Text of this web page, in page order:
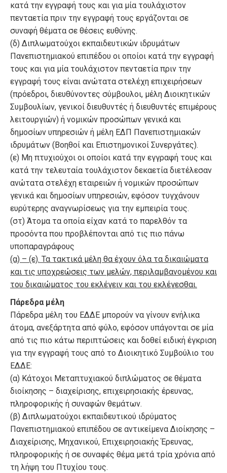
κατά την εγγραφή τους και για μία τουλάχιστον
πενταετία πριν την εγγραφή τους εργάζονται σε
συναφή θέματα σε θέσεις ευθύνης.
(δ) Διπλωματούχοι εκπαιδευτικών ιδρυμάτων
Πανεπιστημιακού επιπέδου οι οποίοι κατά την εγγραφή
τους και για μία τουλάχιστον πενταετία πριν την
εγγραφή τους είναι ανώτατα στελέχη επιχειρήσεων
(πρόεδροι, διευθύνοντες σύμβουλοι, μέλη Διοικητικών
Συμβουλίων, γενικοί διευθυντές ή διευθυντές επιμέρους
λειτουργιών) ή νομικών προσώπων γενικά και
δημοσίων υπηρεσιών ή μέλη ΕΔΠ Πανεπιστημιακών
ιδρυμάτων (Βοηθοί και Επιστημονικοί Συνεργάτες).
(ε) Μη πτυχιούχοι οι οποίοι κατά την εγγραφή τους και
κατά την τελευταία τουλάχιστον δεκαετία διετέλεσαν
ανώτατα στελέχη εταιρειών ή νομικών προσώπων
γενικά και δημοσίων υπηρεσιών, εφόσον τυγχάνουν
ευρύτερης αναγνωρίσεως για την εμπειρία τους.
(στ) Άτομα τα οποία είχαν κατά το παρελθόν τα
προσόντα που προβλέπονται από τις πιο πάνω
υποπαραγράφους
(α) – (ε). Τα τακτικά μέλη θα έχουν όλα τα δικαιώματα
και τις υποχρεώσεις των μελών, περιλαμβανομένου και
του δικαιώματος του εκλέγειν και του εκλέγεσθαι.
Πάρεδρα μέλη
Πάρεδρα μέλη του ΕΔΔΕ μπορούν να γίνουν ενήλικα
άτομα, ανεξάρτητα από φύλο, εφόσον υπάγονται σε μία
από τις πιο κάτω περιπτώσεις και δοθεί ειδική έγκριση
για την εγγραφή τους από το Διοικητικό Συμβούλιο του
ΕΔΔΕ:
(α) Κάτοχοι Μεταπτυχιακού διπλώματος σε θέματα
διοίκησης – διαχείρισης, επιχειρησιακής έρευνας,
πληροφορικής ή συναφών θεμάτων.
(β) Διπλωματούχοι εκπαιδευτικού ιδρύματος
Πανεπιστημιακού επιπέδου σε αντικείμενα Διοίκησης –
Διαχείρισης, Μηχανικού, Επιχειρησιακής Έρευνας,
πληροφορικής ή σε συναφές θέμα μετά τρία χρόνια από
τη λήψη του Πτυχίου τους.